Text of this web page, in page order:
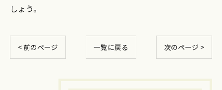
しょう。
< 前のページ 一覧に戻る 次のページ >